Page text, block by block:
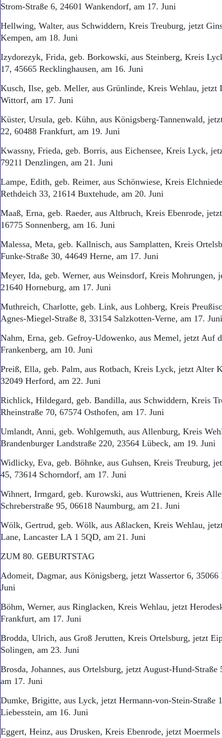
Strom-Straße 6, 24601 Wankendorf, am 17. Juni
Hellwing, Walter, aus Schwiddern, Kreis Treuburg, jetzt
Kempen, am 18. Juni
Izydorezyk, Frida, geb. Borkowski, aus Steinberg, Kreis
17, 45665 Recklinghausen, am 16. Juni
Kusch, Ilse, geb. Meller, aus Grünlinde, Kreis Wehlau, jetzt
Wittorf, am 17. Juni
Küster, Ursula, geb. Kühn, aus Königsberg-Tannenwald,
22, 60488 Frankfurt, am 19. Juni
Kwassny, Frieda, geb. Borris, aus Eichensee, Kreis Lyck,
79211 Denzlingen, am 21. Juni
Lampe, Edith, geb. Reimer, aus Schönwiese, Kreis
Rethdeich 33, 21614 Buxtehude, am 20. Juni
Maaß, Erna, geb. Raeder, aus Altbruch, Kreis Ebenrode,
16775 Sonnenberg, am 16. Juni
Malessa, Meta, geb. Kallnisch, aus Samplatten, Kreis
Funke-Straße 30, 44649 Herne, am 17. Juni
Meyer, Ida, geb. Werner, aus Weinsdorf, Kreis Mohrungen,
21640 Horneburg, am 17. Juni
Muthreich, Charlotte, geb. Link, aus Lohberg, Kreis
Agnes-Miegel-Straße 8, 33154 Salzkotten-Verne, am 17. Juni
Nahm, Erna, geb. Gefroy-Udowenko, aus Memel, jetzt Auf
Frankenberg, am 10. Juni
Preiß, Ella, geb. Palm, aus Rotbach, Kreis Lyck, jetzt Alter
32049 Herford, am 22. Juni
Richlick, Hildegard, geb. Bandilla, aus Schwiddern, Kreis
Rheinstraße 70, 67574 Osthofen, am 17. Juni
Umlandt, Anni, geb. Wohlgemuth, aus Allenburg, Kreis
Brandenburger Landstraße 220, 23564 Lübeck, am 19. Juni
Widlicky, Eva, geb. Böhnke, aus Guhsen, Kreis Treuburg,
45, 73614 Schorndorf, am 17. Juni
Wihnert, Irmgard, geb. Kurowski, aus Wuttrienen, Kreis
Schreberstraße 95, 06618 Naumburg, am 21. Juni
Wölk, Gertrud, geb. Wölk, aus Aßlacken, Kreis Wehlau,
Lane, Lancaster LA 1 5QD, am 21. Juni
ZUM 80. GEBURTSTAG
Adomeit, Dagmar, aus Königsberg, jetzt Wassertor 6, 35066
Juni
Böhm, Werner, aus Ringlacken, Kreis Wehlau, jetzt
Frankfurt, am 17. Juni
Brodda, Ulrich, aus Groß Jerutten, Kreis Ortelsburg, jetzt
Solingen, am 23. Juni
Brosda, Johannes, aus Ortelsburg, jetzt August-Hund-
am 17. Juni
Dumke, Brigitte, aus Lyck, jetzt Hermann-von-Stein-Straße
Liebesstein, am 16. Juni
Eggert, Heinz, aus Drusken, Kreis Ebenrode, jetzt